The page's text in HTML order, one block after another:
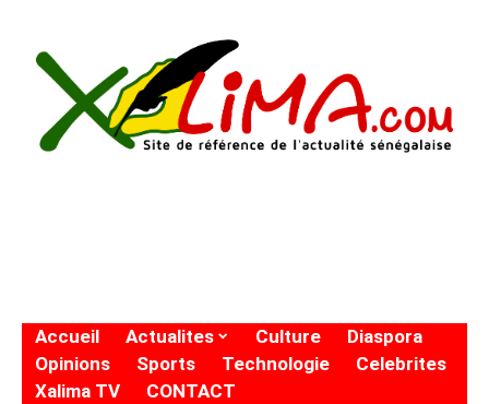
Accueil Actualites Culture
Diaspora
Opinions
Sports Technologie
Celebrites
Xalima TV
CONTACT